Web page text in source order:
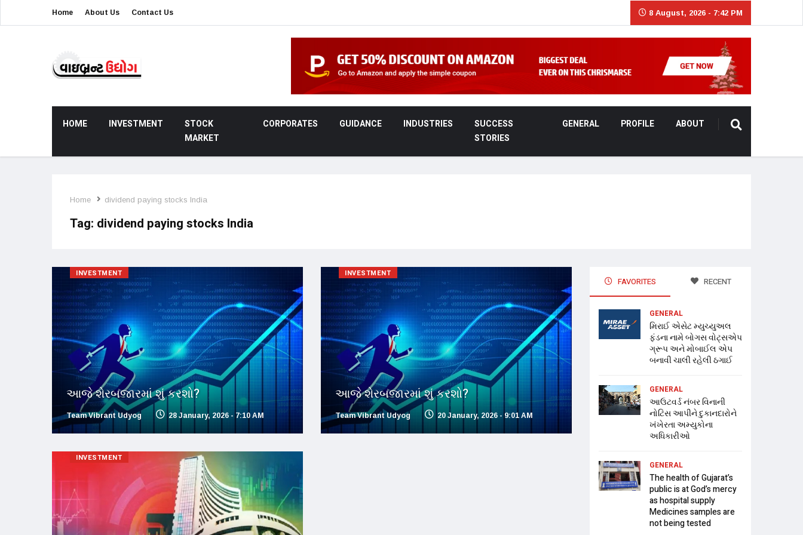
Home About Us Contact Us 8 August, 2026 - 7:42 PM
HOME INVESTMENT
STOCK
MARKET
CORPORATES GUIDANCE INDUSTRIES
SUCCESS
STORIES
GENERAL PROFILE ABOUT
Home dividend paying stocks India
Tag: dividend paying stocks India
INVESTMENT
આજે શેરબજારમાં શું કરશો?
Team Vibrant Udyog 28 January, 2026 - 7:10 AM
INVESTMENT
આજે શેરબજારમાં શું કરશો?
Team Vibrant Udyog 20 January, 2026 - 9:01 AM
INVESTMENT
FAVORITES RECENT
GENERAL
મિરાઈ એસેટ મ્યુચ્યુઅલ
ફંડના નામે બોગસ વોટ્સએપ
ગ્રૂપ અને મોબાઈલ એપ
બનાવી ચાલી રહેલી ઠગાઈ
GENERAL
આઉટવર્ડ નંબર વિનાની
નોટિસ આપીને દુકાનદારોને
ખંખેરતા અમ્યુકોના
અધિકારીઓ
GENERAL
The health of Gujarat’s
public is at God’s mercy
as hospital supply
Medicines samples are
not being tested